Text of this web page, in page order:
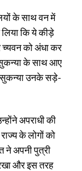
के साथ वन में
कि ये कीड़े
को अंधा कर
सुकन्या के साथ आए
सुकन्या उनके सड़े-
अपराधी की
के लोगों को
ने अपनी पुत्री
और इस तरह